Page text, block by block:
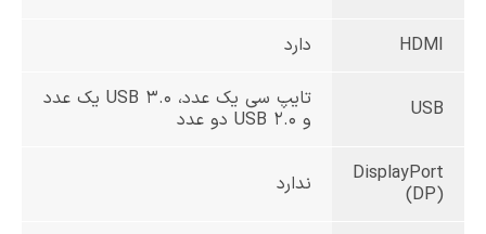
HDMI دارد
USB
تایپ سی یک عدد،‌ USB 3.0 یک عدد
و USB 2.0 دو عدد
DisplayPort
(DP)
ندارد